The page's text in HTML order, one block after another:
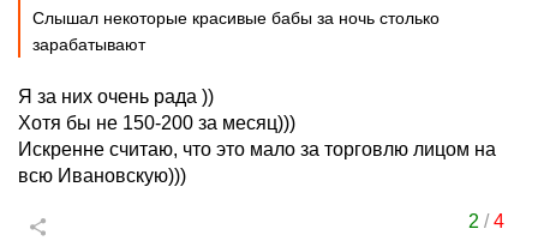
Слышал некоторые красивые бабы за ночь столько
зарабатывают
Я за них очень рада ))
Хотя бы не 150-200 за месяц)))
Искренне считаю, что это мало за торговлю лицом на
всю Ивановскую)))
2 /4